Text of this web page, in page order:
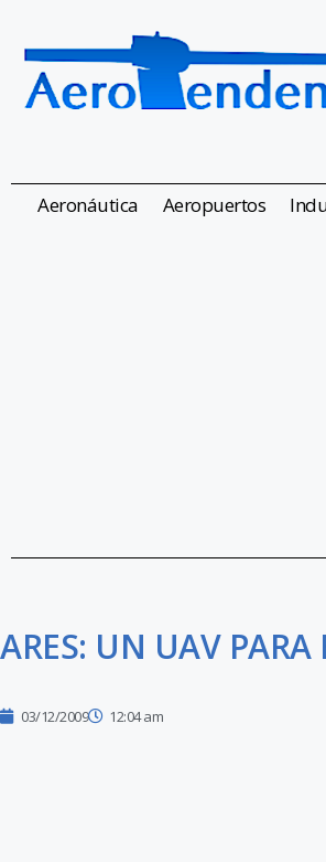
Aeronáutica Aeropuertos
ARES: UN UAV PARA
03/12/2009 12:04 am